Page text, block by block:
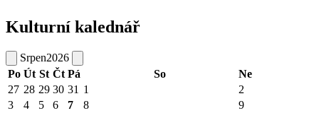
Kulturní kalednář
Srpen2026
Po Út St Čt Pá So
Ne
27 28 29 30 31 1
2
3
4 5 6 7 8 9